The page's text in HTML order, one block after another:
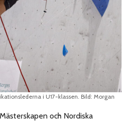
i U17-klassen. Bild: Morgan
och Nordiska